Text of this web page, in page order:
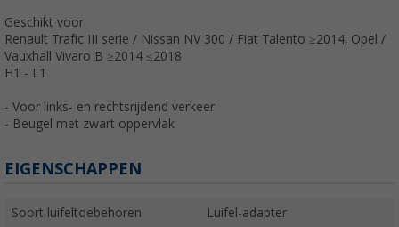
Geschikt voor
Renault Trafic III serie / Nissan NV 300 / Fiat Talento ≥2014, Opel /
Vauxhall Vivaro B ≥2014 ≤2018
H1 - L1
- Voor links- en rechtsrijdend verkeer
- Beugel met zwart oppervlak
EIGENSCHAPPEN
Soort luifeltoebehoren Luifel-adapter